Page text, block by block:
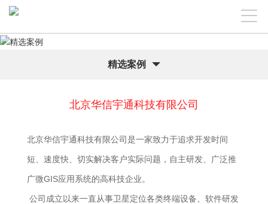
精选案例
北京华信宇通科技有限公司
北京华信宇通科技有限公司是一家致力于追求开发时间
短、速度快、切实解决客户实际问题，自主研发、广泛推
广微GIS应用系统的高科技企业。
公司成立以来一直从事卫星定位各类终端设备、软件研发